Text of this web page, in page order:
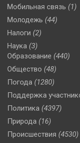
Мобильная связь (1)
Молодежь (44)
Налоги (2)
Наука (3)
Образование (440)
Общество (48)
Погода (1280)
Поддержка
Политика (4397)
Природа (16)
Происшествия (4530)